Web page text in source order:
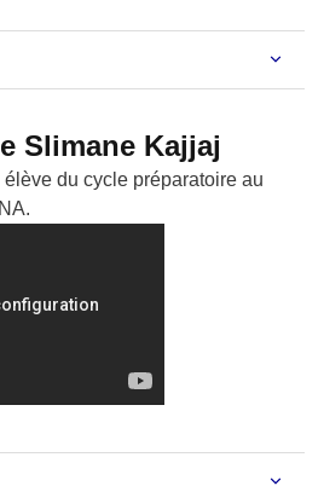
Slimane Kajjaj
du cycle préparatoire au